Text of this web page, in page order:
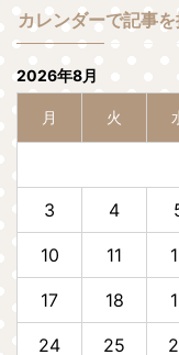
カレンダーで記事
2026年8月
月 火
3 4
10 11
17 18
24 25